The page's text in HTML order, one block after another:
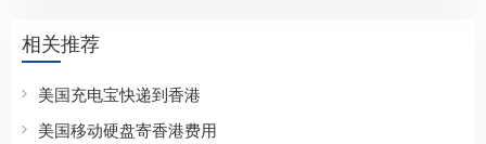
相关推荐
美国充电宝快递到香港
美国移动硬盘寄香港费用